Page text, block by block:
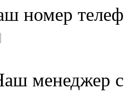
номер
менеджер